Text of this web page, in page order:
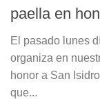
paella en
El pasado lunes
organiza en
honor a San
que...